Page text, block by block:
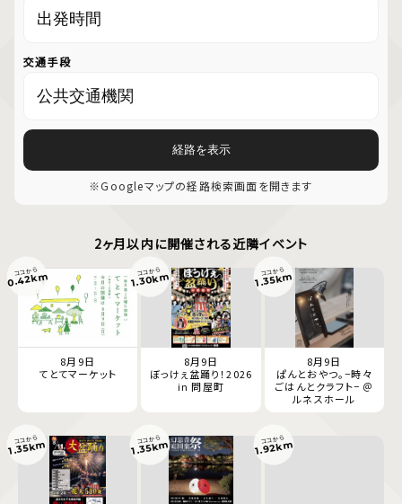
交通手段
経路を表示
※Googleマップの経路検索画面を開きます
2ヶ月以内に開催される近隣イベント
8月9日
てとてマーケット
ココから
0.42km
8月9日
ぼっけぇ盆踊り！2026
in 問屋町
ココから
1.30km
8月9日
ぱんとおやつ。−時々
ごはんとクラフト− ＠
ルネスホール
ココから
1.35km
ココから
1.35km ココから
1.35km ココから
1.92km